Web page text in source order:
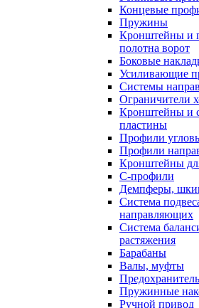
Концевые
Пружины
Кронштейны и
полотна ворот
Боковые
Усиливающие
Системы
Ограничители
Кронштейны и
пластины
Профили
Профили
Кронштейны
С-профили
Демпферы,
Система
направляющих
Система
растяжения
Барабаны
Валы, муфты
Пружинные
Ручной привод